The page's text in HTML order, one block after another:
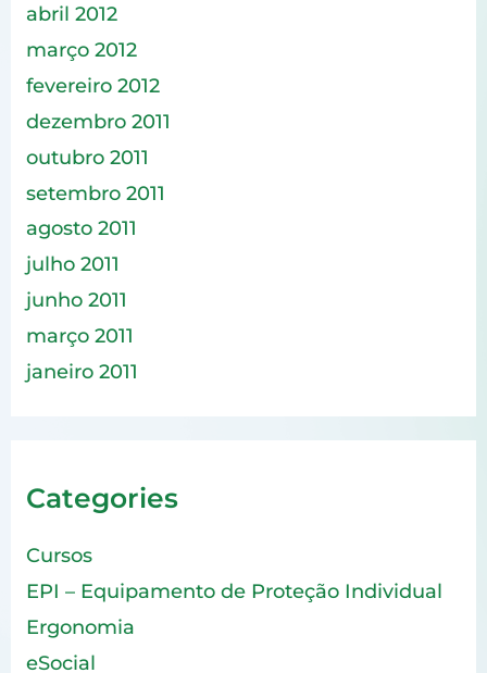
abril 2012
março 2012
fevereiro 2012
dezembro 2011
outubro 2011
setembro 2011
agosto 2011
julho 2011
junho 2011
março 2011
janeiro 2011
Categories
Cursos
EPI – Equipamento de Proteção Individual
Ergonomia
eSocial